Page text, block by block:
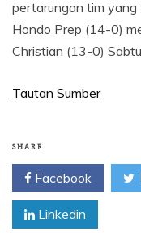
pertarungan tim yang
Hondo Prep (14-0)
Christian (13-0)
Tautan Sumber
SHARE
Facebook
Linkedin